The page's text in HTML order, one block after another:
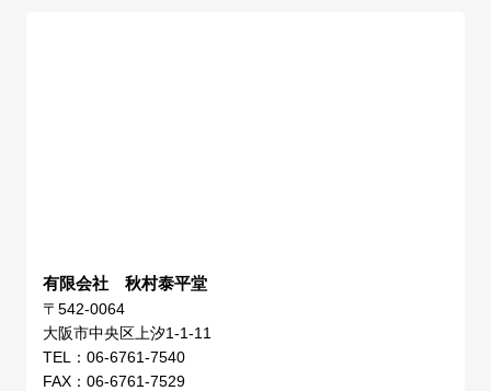
有限会社 秋村泰平堂
〒542-0064
大阪市中央区上汐1-1-11
TEL：06-6761-7540
FAX：06-6761-7529